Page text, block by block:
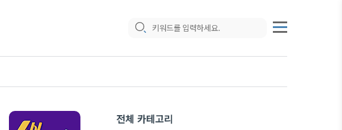
전체 카테고리